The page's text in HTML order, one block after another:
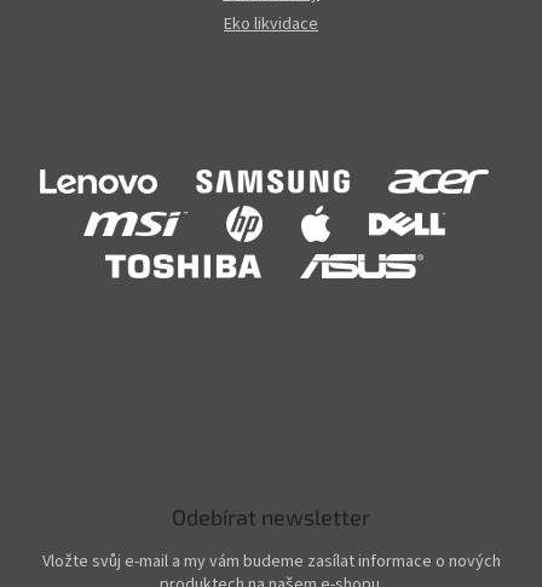
Eko likvidace
Odebírat newsletter
Vložte svůj e-mail a my vám budeme zasílat informace o nových